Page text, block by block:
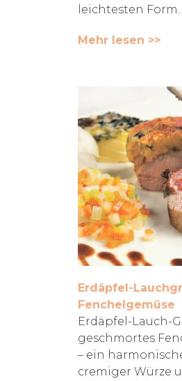
leichtesten Form.
Mehr lesen >>
Erdäpfel-
Fenchelgemüse
Erdäpfel-Lauch-
geschmortes
– ein
cremiger Würze